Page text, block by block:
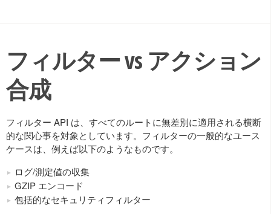
フィルター vs アクション
合成
フィルター API は、すべてのルートに無差別に適用される横断
的な関心事を対象としています。フィルターの一般的なユース
ケースは、例えば以下のようなものです。
ログ/測定値の収集
GZIP エンコード
包括的なセキュリティフィルター